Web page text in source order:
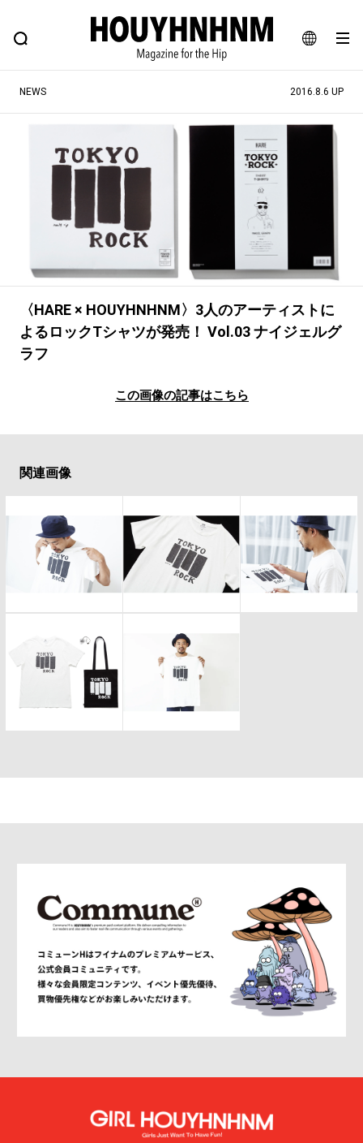
JA
EN
FEATURE BLOG SNAP
ヒップなファッション、カルチャー、ライフスタイルWEBマガジン
#注目のタグ
#SHOPPING ADDICT
#ESSENTIAL DESIGNS #古着サミット
#NEW VINTAGE #マイナーグッド図鑑
#MONTHLY JOURNAL
#GH 銘品の所以 #フイナムのYouTube
#Commune H #FOCUS IT #AH.H
#ととけん #FASHION #MUSIC #MOVIE
#HANDSOME HANDBOOK
NEWS 2016.8.6 UP
〈HARE × HOUYHNHNM〉3人のアーティストに
よるロックTシャツが発売！ Vol.03 ナイジェルグ
ラフ
この画像の記事はこちら
関連画像